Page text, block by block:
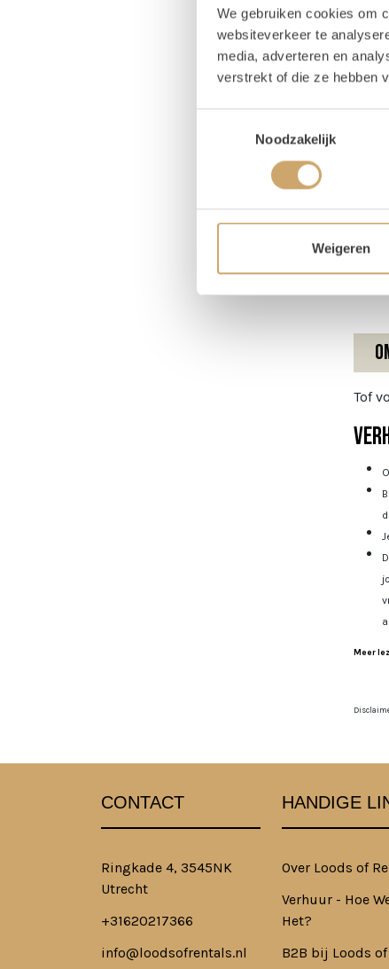
We gebruiken cookies om
websiteverkeer te
media, adverteren en
verstrekt of die ze hebben
Noodzakelijk
Weigeren
Tof
Meer
CONTACT
Ringkade 4, 3545NK
Utrecht
+31620217366
info@loodsofrentals.nl
HANDIGE
Over Loods of
Verhuur - Hoe
Het?
B2B bij Loods